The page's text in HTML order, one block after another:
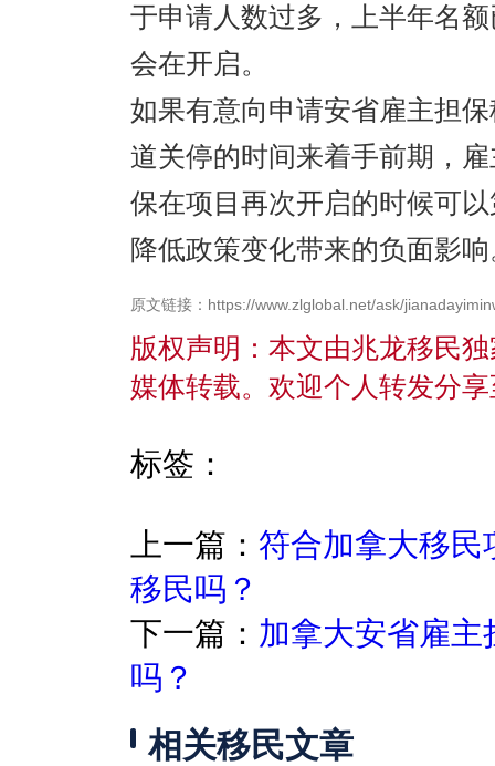
于申请人数过多，上半年名
会在开启。
如果有意向申请安省雇主担
道关停的时间来着手前期，
保在项目再次开启的时候可
降低政策变化带来的负面影
原文链接：https://www.zlglobal.net/ask/
版权声明：本文由兆龙移民
媒体转载。欢迎个人转发分
标签：
上一篇： 符合加拿大移
移民吗？
下一篇： 加拿大安省雇
吗？
相关移民文章